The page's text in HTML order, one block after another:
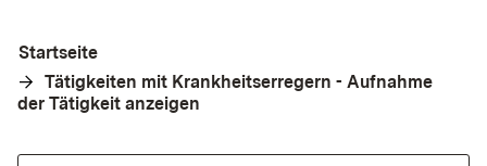
Startseite
Tätigkeiten mit Krankheitserregern - Aufnahme
der Tätigkeit anzeigen